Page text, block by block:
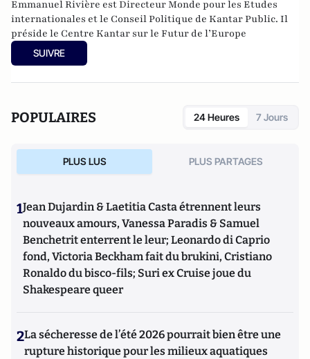
Emmanuel Rivière est Directeur Monde pour les Etudes
internationales et le Conseil Politique de Kantar Public. Il
préside le Centre Kantar sur le Futur de l’Europe
SUIVRE
POPULAIRES 24 Heures 7 Jours
PLUS LUS PLUS PARTAGES
1Jean Dujardin & Laetitia Casta étrennent leurs
nouveaux amours, Vanessa Paradis & Samuel
Benchetrit enterrent le leur; Leonardo di Caprio
fond, Victoria Beckham fait du brukini, Cristiano
Ronaldo du bisco-fils; Suri ex Cruise joue du
Shakespeare queer
2La sécheresse de l’été 2026 pourrait bien être une
rupture historique pour les milieux aquatiques